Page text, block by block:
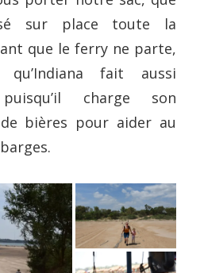
sur place toute la
que le ferry ne parte,
qu’Indiana fait aussi
puisqu’il charge son
bières pour aider au